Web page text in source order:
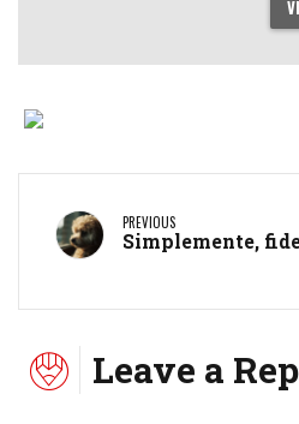
PREVIOUS
Simplemente,
Leave a